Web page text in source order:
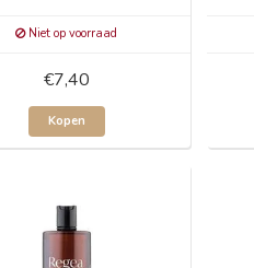
Niet op voorraad
€7,40
Kopen